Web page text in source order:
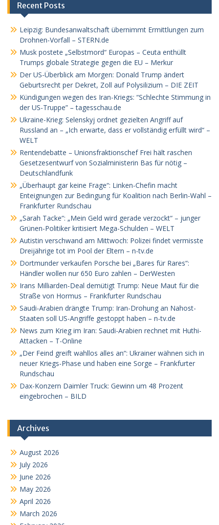
Recent Posts
Leipzig: Bundesanwaltschaft übernimmt Ermittlungen zum
Drohnen-Vorfall – STERN.de
Musk postete „Selbstmord“ Europas – Ceuta enthüllt
Trumps globale Strategie gegen die EU – Merkur
Der US-Überblick am Morgen: Donald Trump ändert
Geburtsrecht per Dekret, Zoll auf Polysilizium – DIE ZEIT
Kündigungen wegen des Iran-Kriegs: “Schlechte Stimmung in
der US-Truppe” – tagesschau.de
Ukraine-Krieg: Selenskyj ordnet gezielten Angriff auf
Russland an – „Ich erwarte, dass er vollständig erfüllt wird“ –
WELT
Rentendebatte – Unionsfraktionschef Frei hält raschen
Gesetzesentwurf von Sozialministerin Bas für nötig –
Deutschlandfunk
„Überhaupt gar keine Frage“: Linken-Chefin macht
Enteignungen zur Bedingung für Koalition nach Berlin-Wahl –
Frankfurter Rundschau
„Sarah Tacke“: „Mein Geld wird gerade verzockt“ – junger
Grünen-Politiker kritisiert Mega-Schulden – WELT
Autistin verschwand am Mittwoch: Polizei findet vermisste
Dreijährige tot im Pool der Eltern – n-tv.de
Dortmunder verkaufen Porsche bei „Bares für Rares“:
Händler wollen nur 650 Euro zahlen – DerWesten
Irans Milliarden-Deal demütigt Trump: Neue Maut für die
Straße von Hormus – Frankfurter Rundschau
Saudi-Arabien drängte Trump: Iran-Drohung an Nahost-
Staaten soll US-Angriffe gestoppt haben – n-tv.de
News zum Krieg im Iran: Saudi-Arabien rechnet mit Huthi-
Attacken – T-Online
„Der Feind greift wahllos alles an“: Ukrainer wähnen sich in
neuer Kriegs-Phase und haben eine Sorge – Frankfurter
Rundschau
Dax-Konzern Daimler Truck: Gewinn um 48 Prozent
eingebrochen – BILD
Archives
August 2026
July 2026
June 2026
May 2026
April 2026
March 2026